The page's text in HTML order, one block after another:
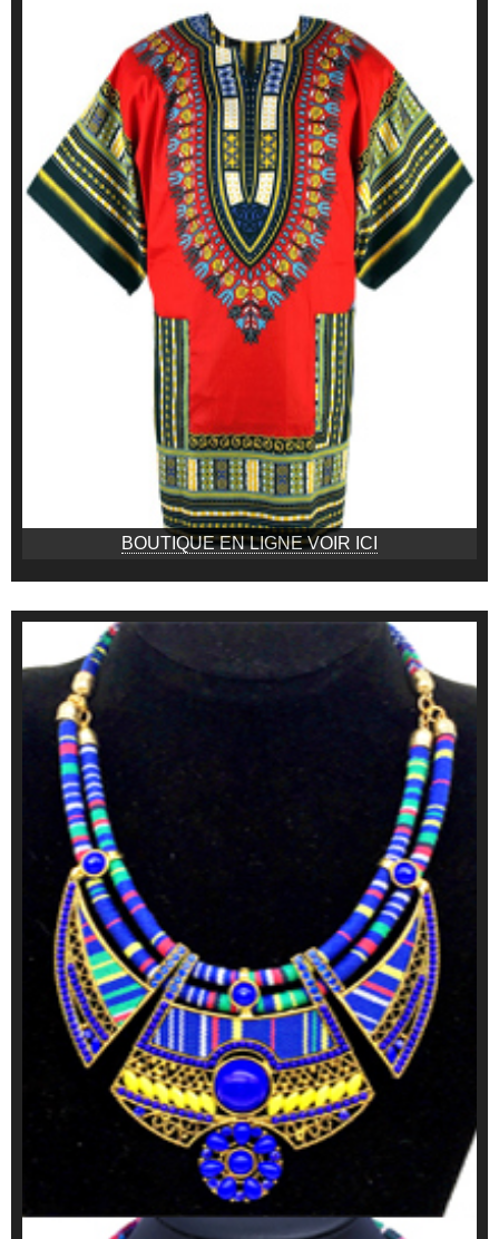
BOUTIQUE EN LIGNE VOIR ICI